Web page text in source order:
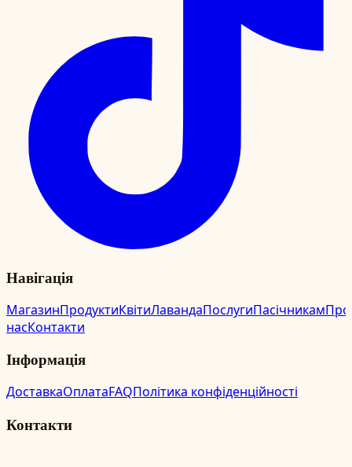
Навігація
МагазинПродуктиКвітиЛавандаПослугиПасічникамПро
насКонтакти
Інформація
ДоставкаОплатаFAQПолітика конфіденційності
Контакти